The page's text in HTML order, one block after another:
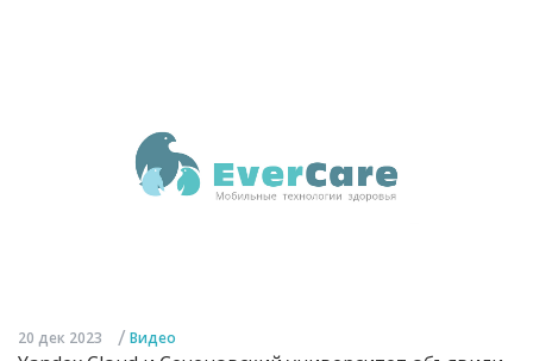
20 дек 2023 / Видео